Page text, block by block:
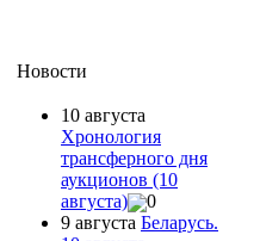
Новости
10 августа
Хронология
трансферного дня
аукционов (10
августа)
0
9 августа Беларусь.